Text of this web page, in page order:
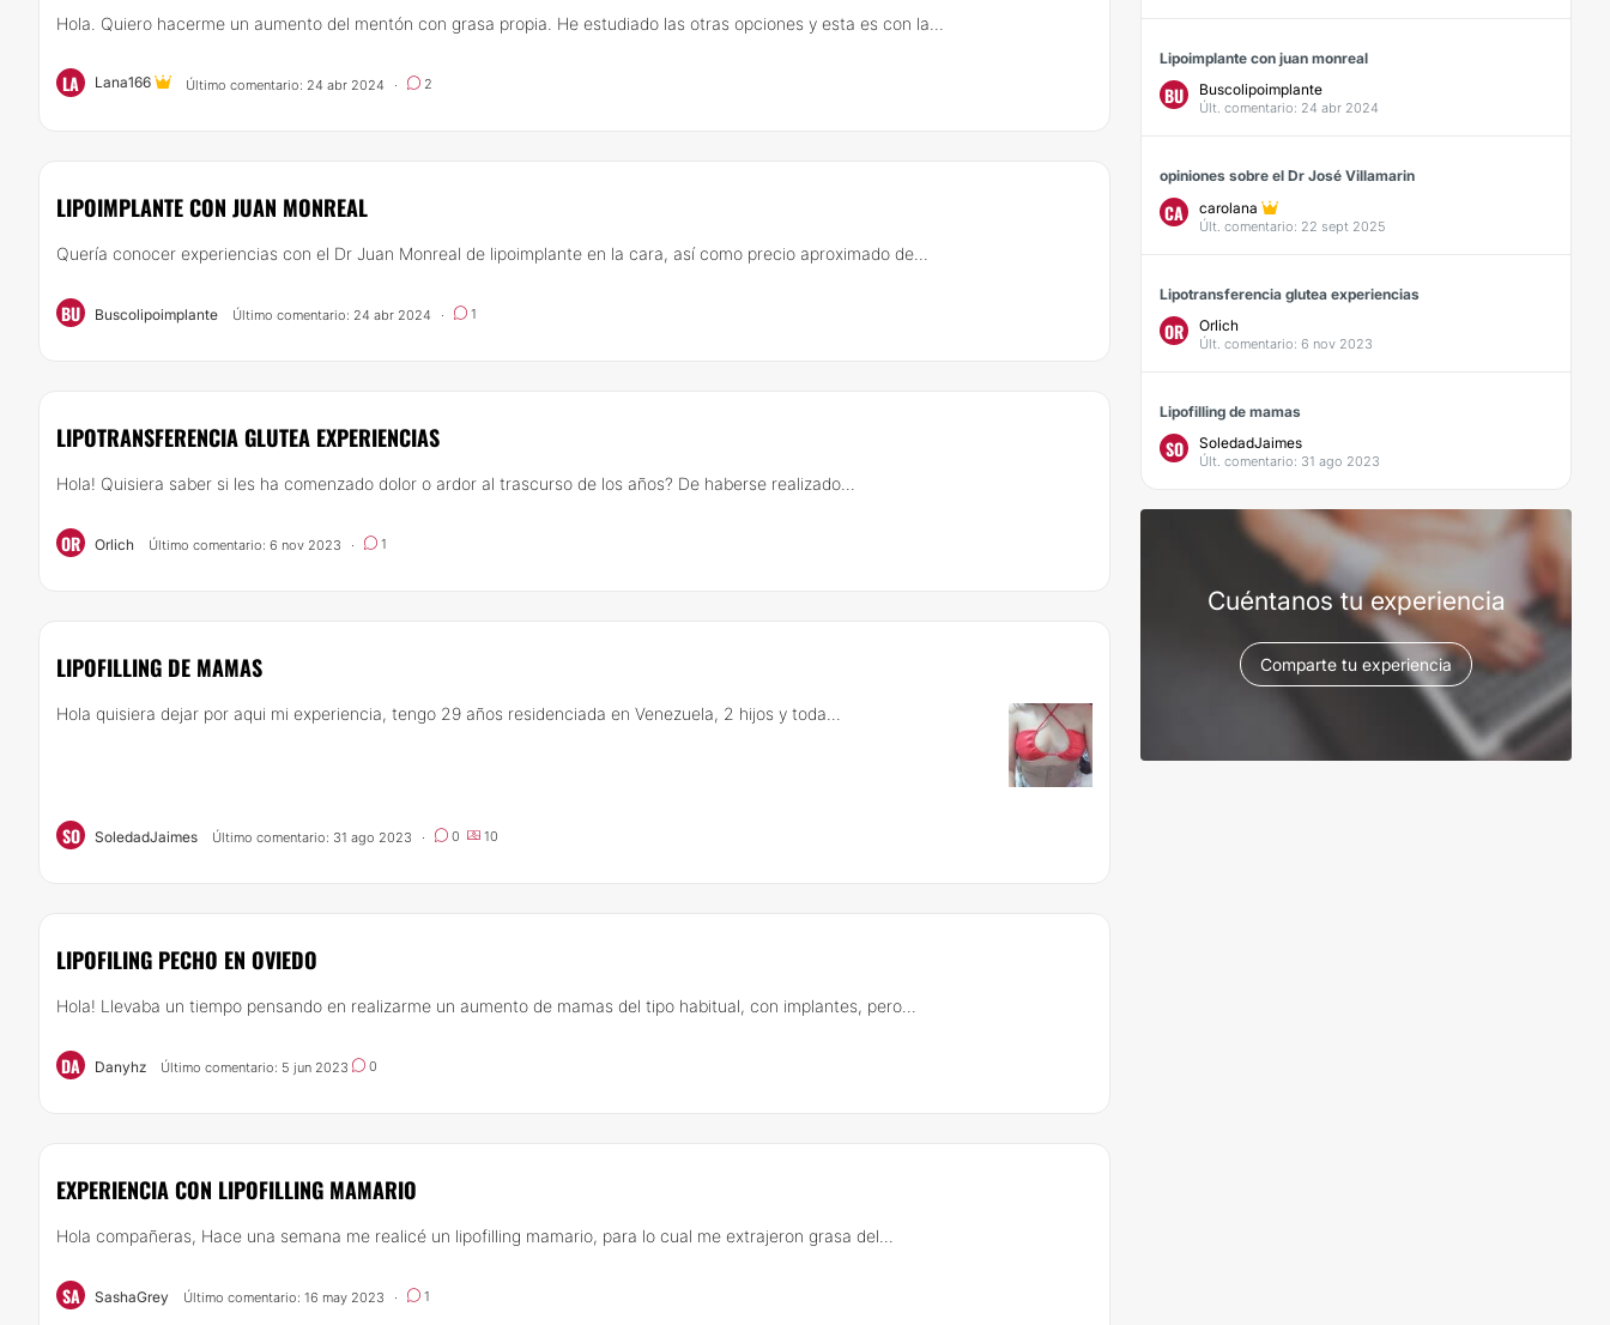
Hola. Quiero hacerme un aumento del mentón con grasa propia. He estudiado las otras opciones y esta es con la...
LA Lana166 Último comentario: 24 abr 2024 · 2
LIPOIMPLANTE CON JUAN MONREAL
Quería conocer experiencias con el Dr Juan Monreal de lipoimplante en la cara, así como precio aproximado de...
BU Buscolipoimplante Último comentario: 24 abr 2024 · 1
LIPOTRANSFERENCIA GLUTEA EXPERIENCIAS
Hola! Quisiera saber si les ha comenzado dolor o ardor al trascurso de los años? De haberse realizado...
OR Orlich Último comentario: 6 nov 2023 · 1
LIPOFILLING DE MAMAS
Hola quisiera dejar por aqui mi experiencia, tengo 29 años residenciada en Venezuela, 2 hijos y toda...
SO SoledadJaimes Último comentario: 31 ago 2023 · 0 10
LIPOFILING PECHO EN OVIEDO
Hola! Llevaba un tiempo pensando en realizarme un aumento de mamas del tipo habitual, con implantes, pero...
DA Danyhz Último comentario: 5 jun 2023 0
EXPERIENCIA CON LIPOFILLING MAMARIO
Hola compañeras, Hace una semana me realicé un lipofilling mamario, para lo cual me extrajeron grasa del...
SA SashaGrey Último comentario: 16 may 2023 · 1
Lipoimplante con juan monreal
BU Buscolipoimplante
Últ. comentario: 24 abr 2024
opiniones sobre el Dr José Villamarin
CA carolana
Últ. comentario: 22 sept 2025
Lipotransferencia glutea experiencias
OR Orlich
Últ. comentario: 6 nov 2023
Lipofilling de mamas
SO SoledadJaimes
Últ. comentario: 31 ago 2023
Cuéntanos tu experiencia
Comparte tu experiencia